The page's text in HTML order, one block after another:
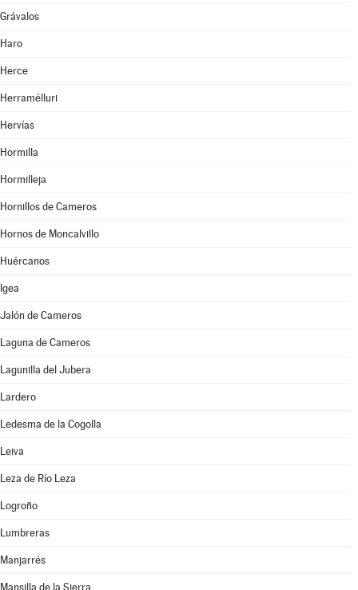
Grávalos
Haro
Herce
Herramélluri
Hervías
Hormilla
Hormilleja
Hornillos de Cameros
Hornos de Moncalvillo
Huércanos
Igea
Jalón de Cameros
Laguna de Cameros
Lagunilla del Jubera
Lardero
Ledesma de la Cogolla
Leiva
Leza de Río Leza
Logroño
Lumbreras
Manjarrés
Mansilla de la Sierra